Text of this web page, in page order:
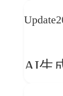
──「
か
Update
AI生